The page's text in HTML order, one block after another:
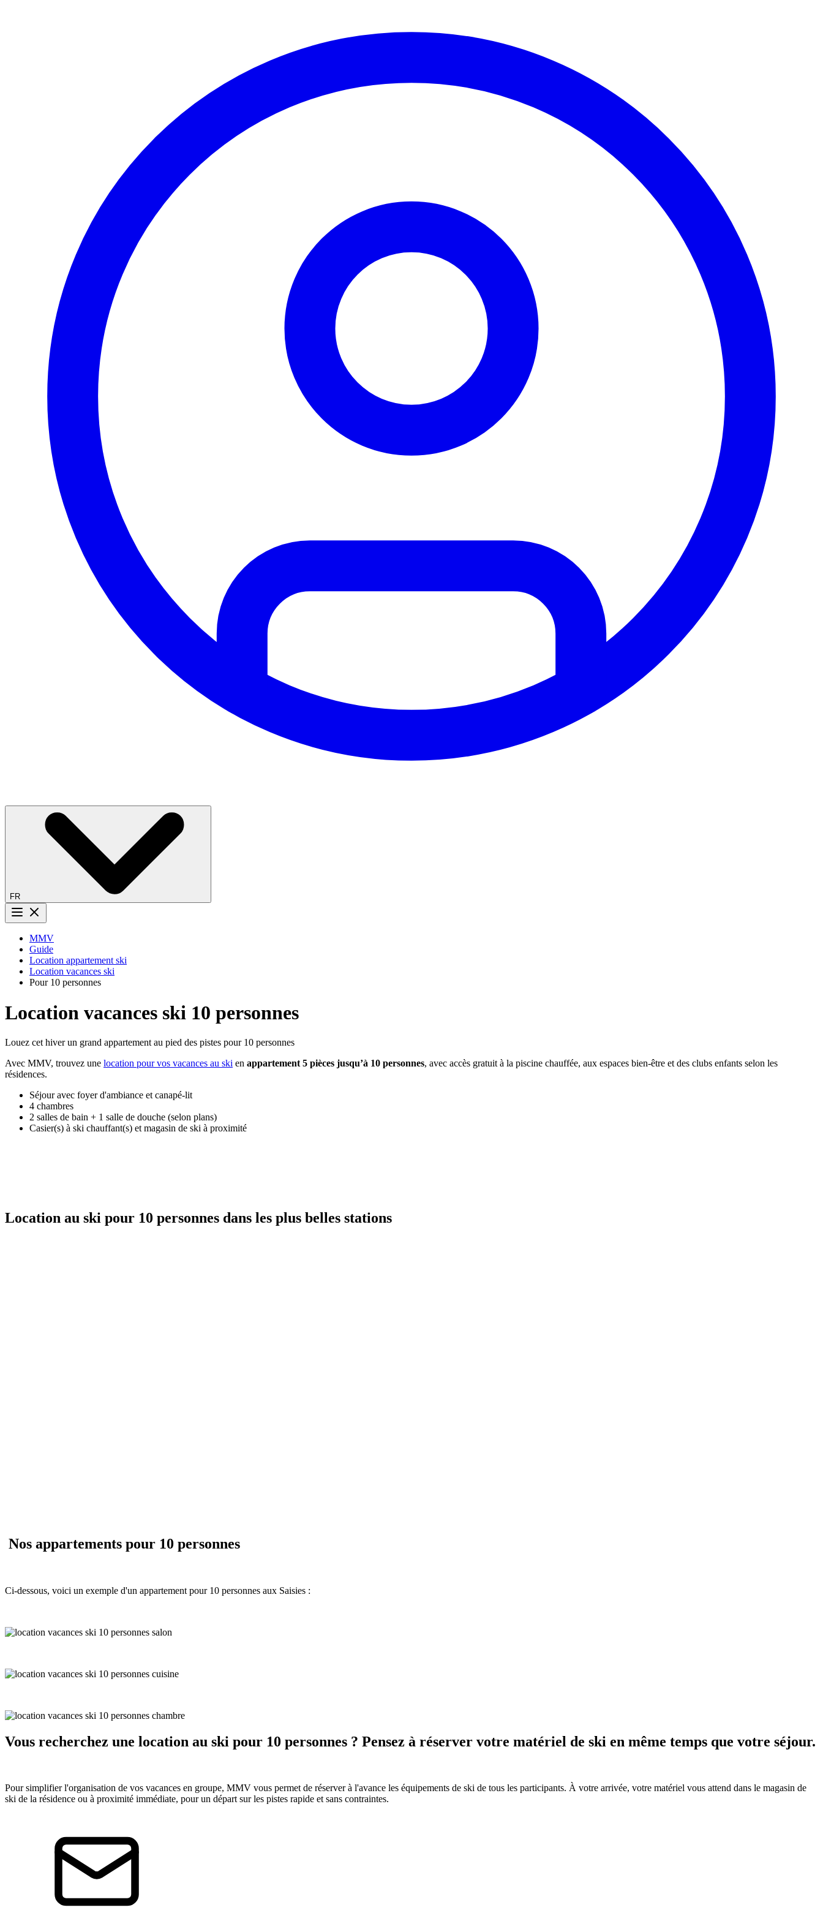
FR
Bouton menu
MMV
Guide
Location appartement ski
Location vacances ski
Pour 10 personnes
Location vacances ski 10 personnes
Louez cet hiver un grand appartement au pied des pistes pour 10 personnes
Avec MMV, trouvez une location pour vos vacances au ski en appartement 5 pièces jusqu’à 10 personnes, avec accès gratuit à la piscine chauffée, aux espaces bien-être et des clubs enfants selon les
résidences.
Séjour avec foyer d'ambiance et canapé-lit
4 chambres
2 salles de bain + 1 salle de douche (selon plans)
Casier(s) à ski chauffant(s) et magasin de ski à proximité
Location au ski pour 10 personnes dans les plus belles stations
Nos appartements pour 10 personnes
Ci-dessous, voici un exemple d'un appartement pour 10 personnes aux Saisies :
Vous recherchez une location au ski pour 10 personnes ? Pensez à réserver votre matériel de ski en même temps que votre séjour.
Pour simplifier l'organisation de vos vacances en groupe, MMV vous permet de réserver à l'avance les équipements de ski de tous les participants. À votre arrivée, votre matériel vous attend dans le magasin de
ski de la résidence ou à proximité immédiate, pour un départ sur les pistes rapide et sans contraintes.